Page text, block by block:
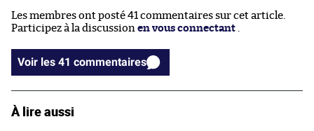
Les membres ont posté 41 commentaires sur cet article.
Participez à la discussion en vous connectant
Voir les 41 commentaires
À lire aussi